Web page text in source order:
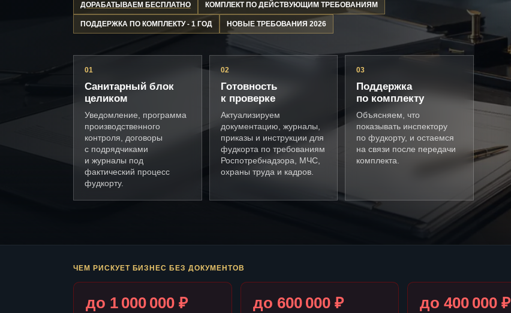
ДОРАБАТЫВАЕМ БЕСПЛАТНО КОМПЛЕКТ ПО ДЕЙСТВУЮЩИМ ТРЕБОВАНИЯМ
ПОДДЕРЖКА ПО КОМПЛЕКТУ - 1 ГОД НОВЫЕ ТРЕБОВАНИЯ 2026
01
Санитарный блок
целиком
Уведомление, программа
производственного
контроля, договоры
с подрядчиками
и журналы под
фактический процесс
фудкорту.
02
Готовность
к проверке
Актуализируем
документацию, журналы,
приказы и инструкции для
фудкорта по требованиям
Роспотребнадзора, МЧС,
охраны труда и кадров.
03
Поддержка
по комплекту
Объясняем, что
показывать инспектору
по фудкорту, и остаемся
на связи после передачи
комплекта.
ЧЕМ РИСКУЕТ БИЗНЕС БЕЗ ДОКУМЕНТОВ
до 1 000 000 ₽ до 600 000 ₽ до 400 000 ₽